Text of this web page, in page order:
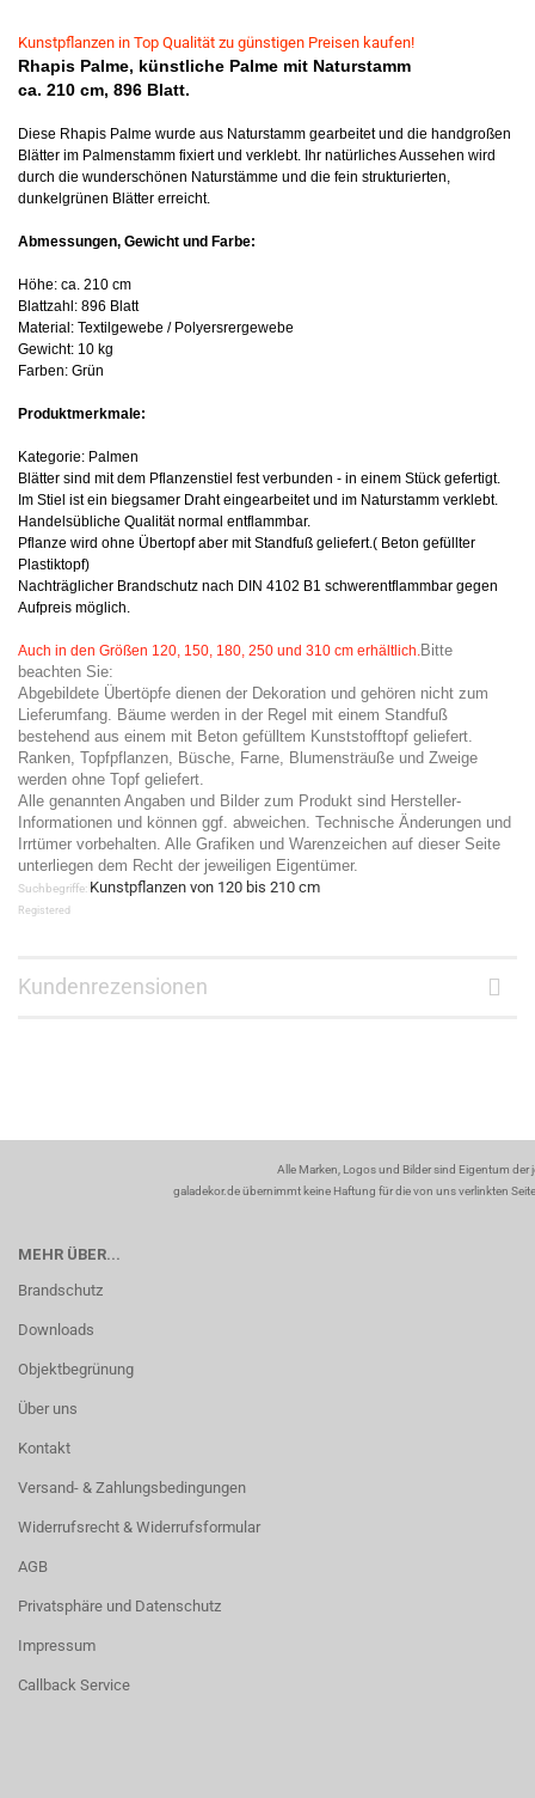
Kunstpflanzen in Top Qualität zu günstigen Preisen kaufen!
Rhapis Palme, künstliche Palme mit Naturstamm
ca. 210 cm, 896 Blatt.
Diese Rhapis Palme wurde aus Naturstamm gearbeitet und die handgroßen
Blätter im Palmenstamm fixiert und verklebt. Ihr natürliches Aussehen wird
durch die wunderschönen Naturstämme und die fein strukturierten,
dunkelgrünen Blätter erreicht.
Abmessungen, Gewicht und Farbe:
Höhe: ca. 210 cm
Blattzahl: 896 Blatt
Material: Textilgewebe / Polyersrergewebe
Gewicht: 10 kg
Farben: Grün
Produktmerkmale:
Kategorie: Palmen
Blätter sind mit dem Pflanzenstiel fest verbunden - in einem Stück gefertigt.
Im Stiel ist ein biegsamer Draht eingearbeitet und im Naturstamm verklebt.
Handelsübliche Qualität normal entflammbar.
Pflanze wird ohne Übertopf aber mit Standfuß geliefert.( Beton gefüllter
Plastiktopf)
Nachträglicher Brandschutz nach DIN 4102 B1 schwerentflammbar gegen
Aufpreis möglich.
Auch in den Größen 120, 150, 180, 250 und 310 cm erhältlich. Bitte
beachten Sie:
Abgebildete Übertöpfe dienen der Dekoration und gehören nicht zum
Lieferumfang. Bäume werden in der Regel mit einem Standfuß
bestehend aus einem mit Beton gefülltem Kunststofftopf geliefert.
Ranken, Topfpflanzen, Büsche, Farne, Blumensträuße und Zweige
werden ohne Topf geliefert.
Alle genannten Angaben und Bilder zum Produkt sind Hersteller-
Informationen und können ggf. abweichen. Technische Änderungen und
Irrtümer vorbehalten. Alle Grafiken und Warenzeichen auf dieser Seite
unterliegen dem Recht der jeweiligen Eigentümer.
Suchbegriffe: Kunstpflanzen von 120 bis 210 cm
Registered
Kundenrezensionen
Alle Marken, Logos und Bilder sind Eigentum
galadekor.de übernimmt keine Haftung für die von uns verlinkten
MEHR ÜBER...
Brandschutz
Downloads
Objektbegrünung
Über uns
Kontakt
Versand- & Zahlungsbedingungen
Widerrufsrecht & Widerrufsformular
AGB
Privatsphäre und Datenschutz
Impressum
Callback Service